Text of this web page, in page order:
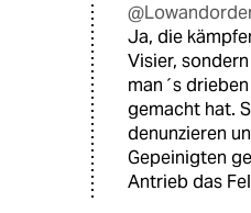
Ja, die
Visier,
man´s
gemacht hat.
denunzieren
Gepeinigten
Antrieb das